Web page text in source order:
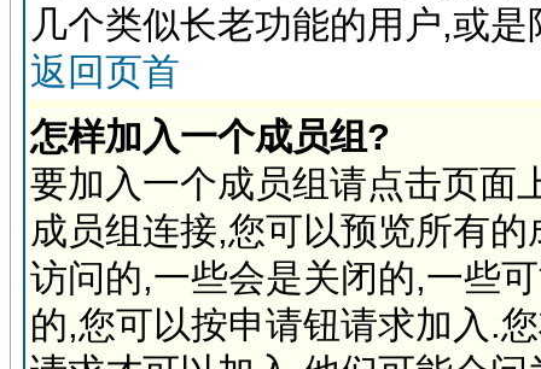
几个类似长老功能的用户,或
返回页首
怎样加入一个成员组?
要加入一个成员组请点击页面
成员组连接,您可以预览所有
访问的,一些会是关闭的,一些
的,您可以按申请钮请求加入.